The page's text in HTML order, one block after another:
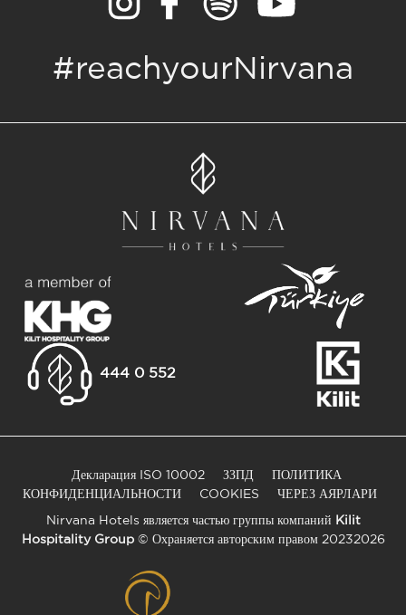
#reachyourNirvana
444 0 552
Декларация ISO 10002 ЗЗПД
ПОЛИТИКА
КОНФИДЕНЦИАЛЬНОСТИ
COOKIES ЧЕРЕЗ АЯРЛАРИ
Nirvana Hotels является частью группы компаний
Kilit
Hospitality Group© Охраняется авторским правом 20232026